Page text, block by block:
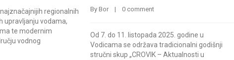
regionalnih
upravljanju vodama,
te modernim
vodnog
By Bor
    |
0 comment
Od 7. do 11. listopada 2025. godine u
Vodicama se održava tradicionalni godišnji
stručni skup „CROVIK – Aktualnosti u